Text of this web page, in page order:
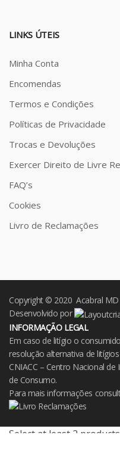
LINKS ÚTEIS
Minha Conta
Encomendas
Termos e Condições
Políticas de Privacidade
Trocas e Devoluções
Exercer Direito de Livre
FAQ’s
Cookies
Livro de Reclamações
Copyright © 2020 Acabral
Desenvolvido por
INFORMAÇÃO LEGAL
Em caso de litígio o
resolução alternativa de
CNIACC – Centro Nacional
de Consumo.
Para mais informações
Select at least 2 products